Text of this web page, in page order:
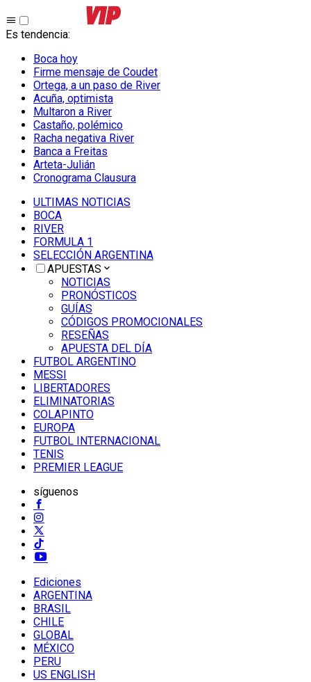
Es tendencia:
Boca hoy
Firme mensaje de Coudet
Ortega, a un paso de River
Acuña, optimista
Multaron a River
Castaño, polémico
Racha negativa River
Banca a Freitas
Arteta-Julián
Cronograma Clausura
ULTIMAS NOTICIAS
BOCA
RIVER
FORMULA 1
SELECCIÓN ARGENTINA
APUESTAS
NOTICIAS
PRONÓSTICOS
GUÍAS
CÓDIGOS PROMOCIONALES
RESEÑAS
APUESTA DEL DÍA
FUTBOL ARGENTINO
MESSI
LIBERTADORES
ELIMINATORIAS
COLAPINTO
EUROPA
FUTBOL INTERNACIONAL
TENIS
PREMIER LEAGUE
síguenos
Ediciones
ARGENTINA
BRASIL
CHILE
GLOBAL
MÉXICO
PERU
US ENGLISH